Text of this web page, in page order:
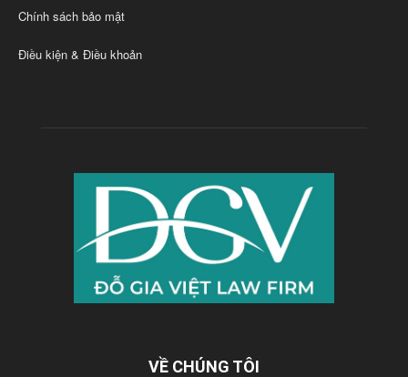
Chính sách bảo mật
Điều kiện & Điều khoản
VỀ CHÚNG TÔI